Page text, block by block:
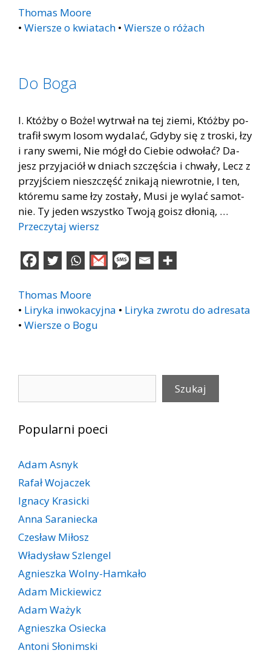
Thomas Moore
• Wiersze o kwiatach • Wiersze o różach
Do Boga
I. Któż­by o Boże! wy­trwał na tej zie­mi, Któż­by po­
tra­fił swym lo­som wy­da­lać, Gdy­by się z tro­ski, łzy
i rany swe­mi, Nie mógł do Cie­bie od­wo­łać? Da­
jesz przy­ja­ciół w dniach szczę­ścia i chwa­ły, Lecz z
przyj­ściem nie­szczęść zni­ka­ją nie­wrot­nie, I ten,
któ­re­mu same łzy zo­sta­ły, Musi je wy­lać sa­mot­
nie. Ty je­den wszyst­ko Two­ją go­isz dło­nią, …
Przeczytaj wiersz
Thomas Moore
• Liryka inwokacyjna • Liryka zwrotu do adresata
• Wiersze o Bogu
Szukaj
Popularni poeci
Adam Asnyk
Rafał Wojaczek
Ignacy Krasicki
Anna Saraniecka
Czesław Miłosz
Władysław Szlengel
Agnieszka Wolny-Hamkało
Adam Mickiewicz
Adam Ważyk
Agnieszka Osiecka
Antoni Słonimski